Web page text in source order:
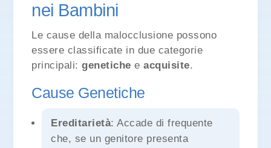
nei Bambini
Le cause della malocclusione possono
essere classificate in due categorie
principali:genetiche eacquisite.
Cause Genetiche
Ereditarietà: Accade di frequente
che, se un genitore presenta